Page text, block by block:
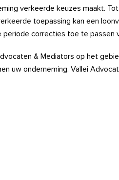
verkeerde keuzes maakt.
toepassing kan een
periode correcties toe te passen
& Mediators op het
uw onderneming. Vallei